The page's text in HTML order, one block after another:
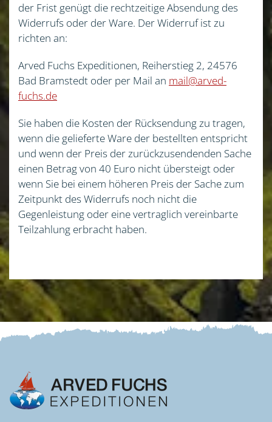
der Frist genügt die rechtzeitige Absendung des
Widerrufs oder der Ware. Der Widerruf ist zu
richten an:
Arved Fuchs Expeditionen, Reiherstieg 2, 24576
Bad Bramstedt oder per Mail an mail@arved-
fuchs.de
Sie haben die Kosten der Rücksendung zu tragen,
wenn die gelieferte Ware der bestellten entspricht
und wenn der Preis der zurückzusendenden Sache
einen Betrag von 40 Euro nicht übersteigt oder
wenn Sie bei einem höheren Preis der Sache zum
Zeitpunkt des Widerrufs noch nicht die
Gegenleistung oder eine vertraglich vereinbarte
Teilzahlung erbracht haben.